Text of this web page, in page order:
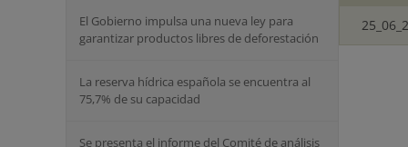
El Gobierno impulsa una nueva ley para
garantizar productos libres de deforestación
La reserva hídrica española se encuentra al
75,7% de su capacidad
Se presenta el informe del Comité de análisis